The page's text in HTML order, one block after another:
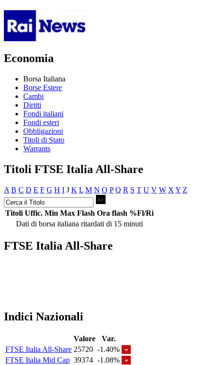
Economia
Borsa Italiana
Borse Estere
Cambi
Diritti
Fondi italiani
Fondi esteri
Obbligazioni
Titoli di Stato
Warrants
Titoli FTSE Italia All-Share
A B C D E F G H I J K L M N O P Q R S T U V W X Y Z
Titoli Uffic. Min Max Flash Ora flash %Fl/Ri
Dati di borsa italiana ritardati di 15 minuti
FTSE Italia All-Share
Indici Nazionali
Valore
Var.
FTSE Italia All-Share 25720 -1.40%
FTSE Italia Mid Cap 39374 -1.08%